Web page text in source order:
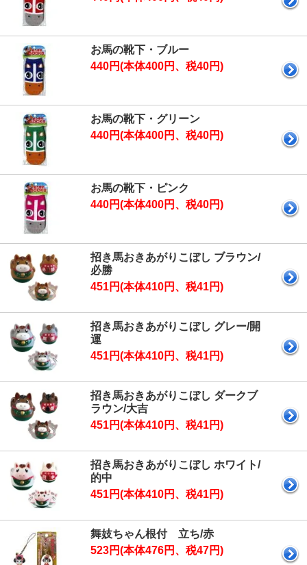
お馬の靴下・ブルー
440円(本体400円、税40円)
お馬の靴下・グリーン
440円(本体400円、税40円)
お馬の靴下・ピンク
440円(本体400円、税40円)
招き馬おきあがりこぼし ブラウン/
必勝
451円(本体410円、税41円)
招き馬おきあがりこぼし グレー/開
運
451円(本体410円、税41円)
招き馬おきあがりこぼし ダークブ
ラウン/大吉
451円(本体410円、税41円)
招き馬おきあがりこぼし ホワイト/
的中
451円(本体410円、税41円)
舞妓ちゃん根付 立ち/赤
523円(本体476円、税47円)